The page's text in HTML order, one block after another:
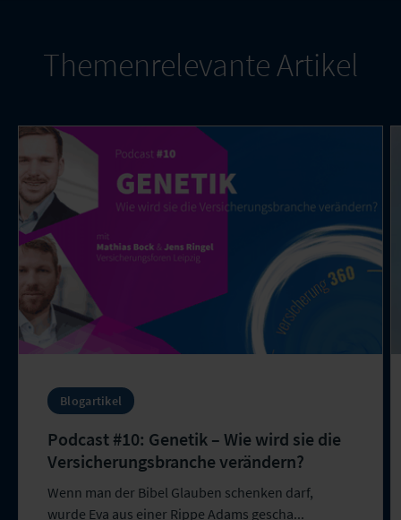
Themenrelevante Artikel
Blogartikel
Podcast #10: Genetik – Wie wird sie die
Versicherungsbranche verändern?
Wenn man der Bibel Glauben schenken darf,
wurde Eva aus einer Rippe Adams gescha...